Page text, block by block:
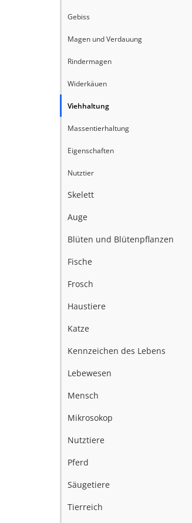
Gebiss
Magen und Verdauung
Rindermagen
Widerkäuen
Viehhaltung
Massentierhaltung
Eigenschaften
Nutztier
Skelett
Auge
Blüten und Blütenpflanzen
Fische
Frosch
Haustiere
Katze
Kennzeichen des Lebens
Lebewesen
Mensch
Mikrosokop
Nutztiere
Pferd
Säugetiere
Tierreich